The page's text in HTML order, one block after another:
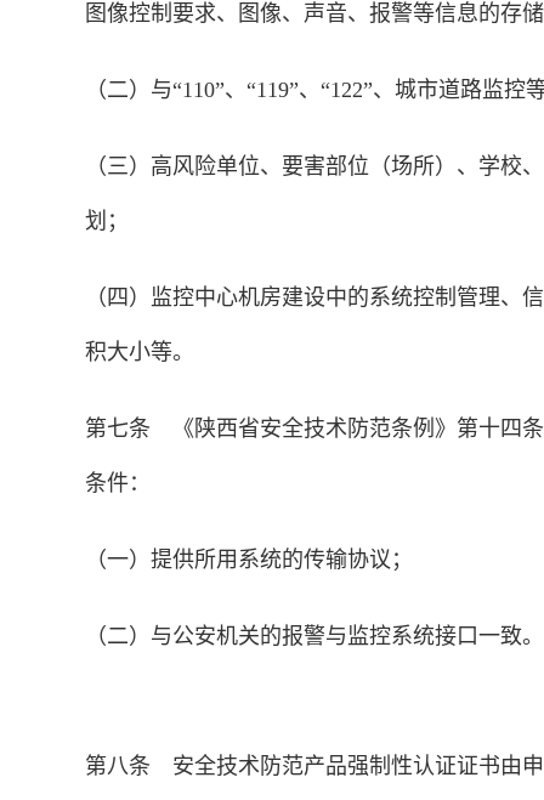
图像控制要求、图像、声音、报警等信息的存
（二）与“110”、“119”、“122”、城市道路监
（三）高风险单位、要害部位（场所）、学
划；
（四）监控中心机房建设中的系统控制管理
积大小等。
第七条 《陕西省安全技术防范条例》第十四
条件：
（一）提供所用系统的传输协议；
（二）与公安机关的报警与监控系统接口一致。
第八条 安全技术防范产品强制性认证证书由